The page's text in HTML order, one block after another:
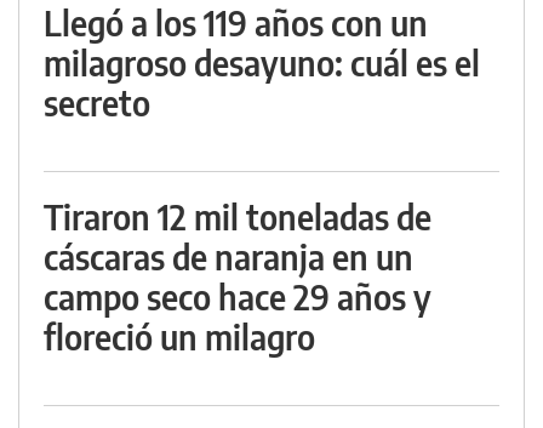
Llegó a los 119 años con un
milagroso desayuno: cuál es el
secreto
Tiraron 12 mil toneladas de
cáscaras de naranja en un
campo seco hace 29 años y
floreció un milagro